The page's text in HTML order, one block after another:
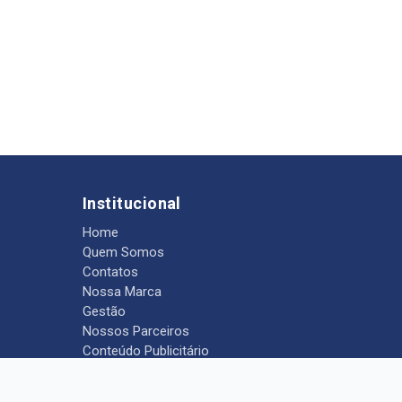
Institucional
Home
Quem Somos
Contatos
Nossa Marca
Gestão
Nossos Parceiros
Conteúdo Publicitário